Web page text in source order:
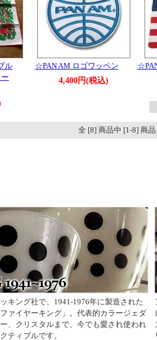
ル
☆PAN AM ロゴワッペン
4,400円(税込)
全 [8] 商品中 [1-8] 商品
キング社で、1941-1976年に製造された
ァイヤーキング」。代表的カラージェダ
、クリスタルまで、今でも愛され使われ
ティブルです。